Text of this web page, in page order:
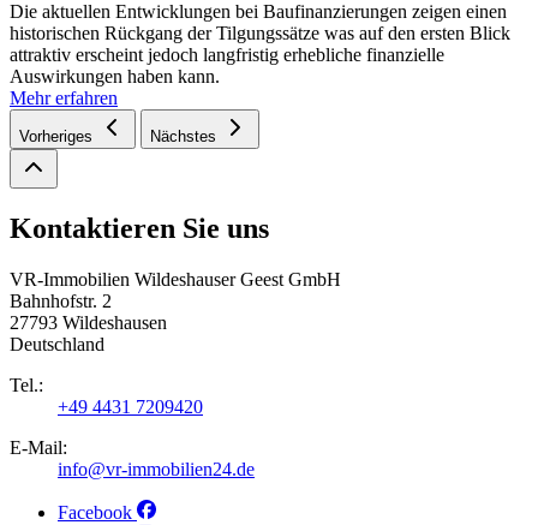
Die aktuellen Entwicklungen bei Baufinanzierungen zeigen einen
historischen Rückgang der Tilgungssätze was auf den ersten Blick
attraktiv erscheint jedoch langfristig erhebliche finanzielle
Auswirkungen haben kann.
Mehr erfahren
Vorheriges Nächstes
Kontaktieren Sie uns
VR-Immobilien Wildeshauser Geest GmbH
Bahnhofstr. 2
27793 Wildeshausen
Deutschland
Tel.:
+49 4431 7209420
E-Mail:
info@vr-immobilien24.de
Facebook